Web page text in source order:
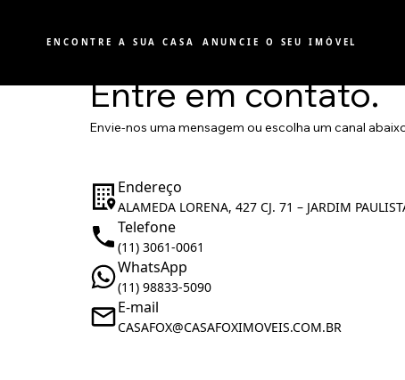
ENCONTRE A SUA CASA ANUNCIE O SEU IMÓVEL
Entre em contato.
Envie-nos uma mensagem ou escolha um canal
Endereço
ALAMEDA LORENA, 427 CJ. 71 – JARDIM
Telefone
(11) 3061-0061
WhatsApp
(11) 98833-5090
E-mail
CASAFOX@CASAFOXIMOVEIS.COM.BR